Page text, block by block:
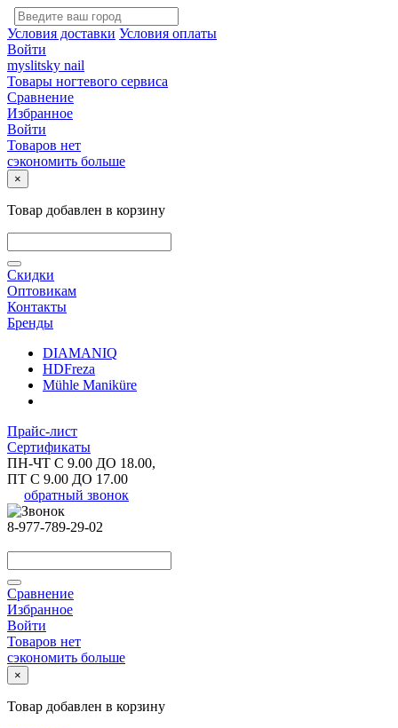
Условия доставки Условия оплаты
Войти
myslitsky nail
Товары ногтевого сервиса
Сравнение
Избранное
Войти
Товаров нет
сэкономить больше
×
Товар добавлен в корзину
Скидки
Оптовикам
Контакты
Бренды
DIAMANIQ
HDFreza
Mühle Maniküre
Прайс-лист
Сертификаты
ПН-ЧТ С 9.00 ДО 18.00,
ПТ С 9.00 ДО 17.00
обратный звонок
8-977-789-29-02
Сравнение
Избранное
Войти
Товаров нет
сэкономить больше
×
Товар добавлен в корзину